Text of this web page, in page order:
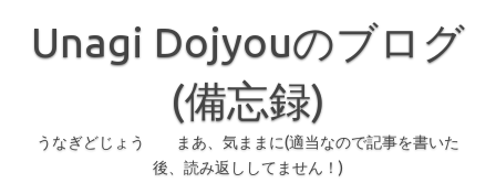
ン
プ
Unagi Dojyouのブログ
(備忘録)
うなぎどじょう まあ、気ままに(適当なので記事を書いた
後、読み返ししてません！)